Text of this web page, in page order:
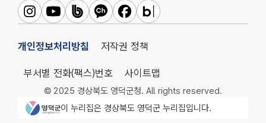
영덕군인스타그램
영덕군유튜브영덕군밴드영덕군카카오채널
영덕군페이스북
영덕군블로그
개인정보처리방침 저작권 정책
부서별 전화(팩스)번호 사이트맵
© 2025 경상북도 영덕군청. All rights reserved.
영덕군청 로고이 누리집은 경상북도 영덕군 누리집입니다.